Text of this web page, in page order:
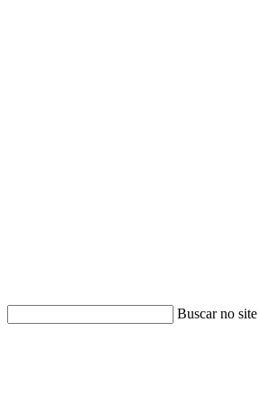
Buscar no site